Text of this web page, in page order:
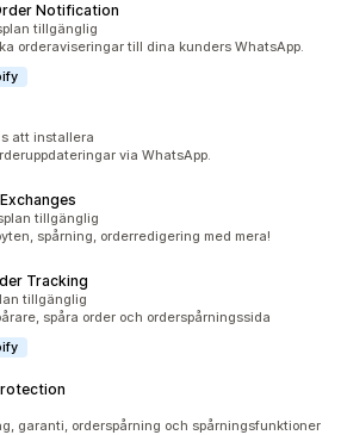
Notification
tillgänglig
orderaviseringar till dina kunders WhatsApp.
att installera
via WhatsApp.
tillgänglig
spårning, orderredigering med mera!
Tracking
tillgänglig
spåra order och orderspårningssida
garanti, orderspårning och spårningsfunktioner